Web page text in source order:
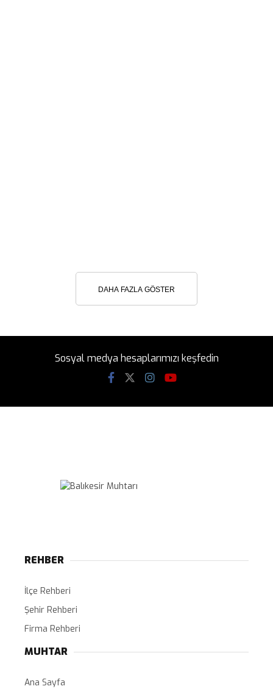
DAHA FAZLA GÖSTER
Sosyal medya hesaplarımızı keşfedin
REHBER
İlçe Rehberi
Şehir Rehberi
Firma Rehberi
MUHTAR
Ana Sayfa